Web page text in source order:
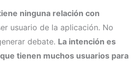
ninguna relación con
usuario de la aplicación. No
debate. La intención es
tienen muchos usuarios para